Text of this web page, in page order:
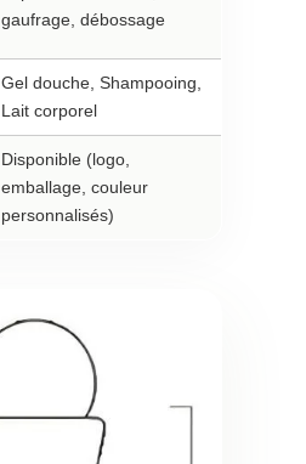
gaufrage, débossage
Gel douche, Shampooing,
Lait corporel
Disponible (logo,
emballage, couleur
personnalisés)